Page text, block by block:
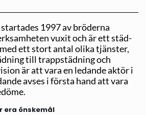
1997 av bröderna
vuxit och är ett städ-
ett stort antal olika tjänster,
till trappstädning och
är att vara en ledande aktör i
avses i första hand att vara
era önskemål